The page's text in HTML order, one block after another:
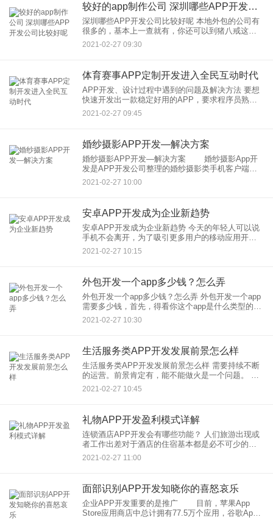
较好的app制作公司 深圳哪些APP开发公司比较好呢
深圳哪些APP开发公司比较好呢 本地外包的公司有
很多的，基本上一查就有，你还可以到猪八戒这些
上面去搜一下，更加多； 2. 做APP其实不一定要在
本地找，这个本地找制作商已经是几年
2021-02-27 09:30
体育赛事APP定制开发进入全民互动时代
APP开发、设计过程中遇到的问题及解决方法 要想
快速开发出一款稳定好用的APP，要求程序员熟悉
运用APP开发环境、开发工具、函数库；要敢于不
断试错，在开发过程中遇到问题，解决问题中积
2021-02-27 09:45
婚纱摄影APP开发—解决方案
婚纱摄影APP开发—解决方案 婚纱摄影App开
发是APP开发公司整理的婚纱摄影类手机客户端解
决方案。客户可根据需要灵活选择功能模块，个性
化组合，较大程度体现不
2021-02-27 10:00
安卓APP开发成为企业新趋势
安卓APP开发成为企业新趋势 今天的年轻人可以说
手机不会离开，为了吸引更多用户的移动应用开发
不应该重复。 APP定制开发逐渐成熟，个性化定制
移动应用已成为主流趋势。我相信随着发展，企业
2021-02-27 10:15
外包开发一个app多少钱？怎么弄
外包开发一个app多少钱？怎么弄 外包开发一个app
需要多少钱，首先，得看你这个app是什么类型的，
具体有哪些功能，不能功能的app所需要的费用是不
同的，如【应用
2021-02-27 10:30
生活服务类APP开发发展前景怎么样
生活服务类APP开发发展前景怎么样 需要持续不断
的运营。前景肯定有，能不能做火是一个问题。 为
数不多，你需要有一个APP， 较好自己有研发能
力，或找到一个合适的一键生成APP的平
2021-02-27 10:45
礼物APP开发盈利模式详解
连锁酒店APP开发会有哪些功能？ 人们旅游出现或
者工作出差对于酒店的住宿基本都是必不可少的，
经济的发展，酒店的住宿方式也是变得更加多样，
便捷，各种的连锁酒店APP开发，民宿类APP这
2021-02-27 11:00
面部识别APP开发知晓你的喜怒哀乐
企业APP开发重要的是推广 目前，苹果App
Store应用商店中总计拥有77.5万个应用，谷歌App